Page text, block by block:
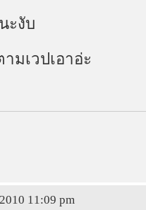
ะงับ
มเวปเอาอ่ะ
11:09 pm